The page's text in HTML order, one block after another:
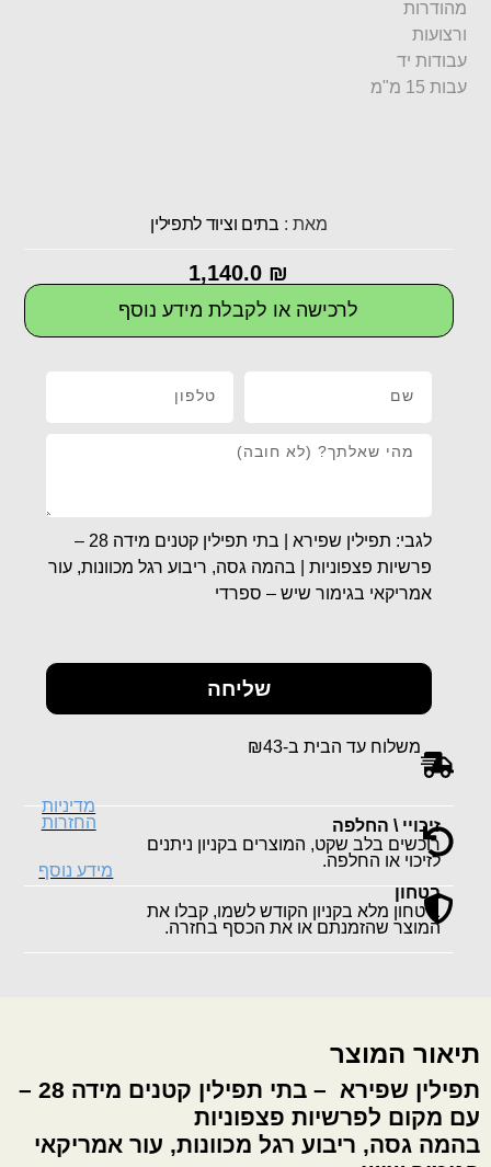
מאת : בתים וציוד לתפילין
1,140.0 ₪
לרכישה או לקבלת מידע נוסף
לגבי: תפילין שפירא | בתי תפילין קטנים מידה 28 –
פרשיות פצפוניות | בהמה גסה, ריבוע רגל מכוונות, עור
אמריקאי בגימור שיש – ספרדי
שליחה
משלוח עד הבית ב-₪43
זיכויי \ החלפה
רוכשים בלב שקט, המוצרים בקניון ניתנים
לזיכוי או החלפה.
מדיניות
החזרות
בטחון
ביטחון מלא בקניון הקודש לשמו, קבלו את
המוצר שהזמנתם או את הכסף בחזרה.
מידע נוסף
תיאור המוצר
תפילין שפירא – בתי תפילין קטנים מידה 28 –
עם מקום לפרשיות פצפוניות
בהמה גסה, ריבוע רגל מכוונות, עור אמריקאי